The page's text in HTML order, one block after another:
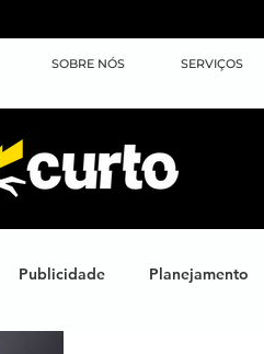
SOBRE NÓS SERVIÇOS
Publicidade Planejamento